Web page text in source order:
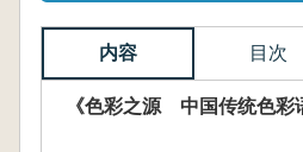
内容 目次
《色彩之源 中国传统色彩